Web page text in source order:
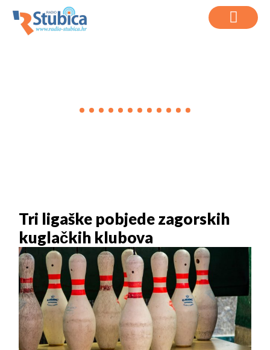
Tri ligaške pobjede zagorskih
kuglačkih klubova